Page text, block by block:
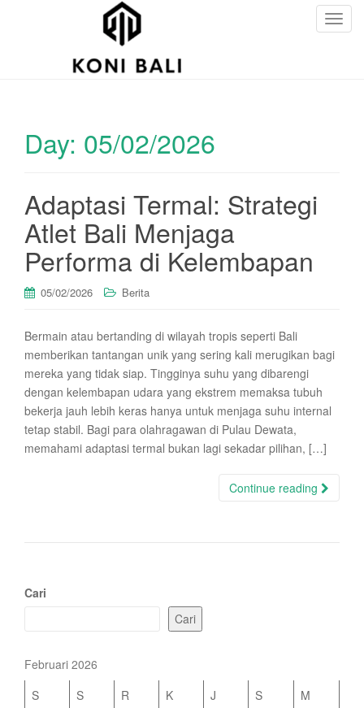
T
Day: 05/02/2026
Adaptasi Termal: Strategi
Atlet Bali Menjaga
Performa di Kelembapan
05/02/2026 Berita
Bermain atau bertanding di wilayah tropis seperti Bali
memberikan tantangan unik yang sering kali merugikan bagi
mereka yang tidak siap. Tingginya suhu yang dibarengi
dengan kelembapan udara yang ekstrem memaksa tubuh
bekerja jauh lebih keras hanya untuk menjaga suhu internal
tetap stabil. Bagi para olahragawan di Pulau Dewata,
memahami adaptasi termal bukan lagi sekadar pilihan, […]
Continue reading
Cari
Cari
Februari 2026
S
S R K J S
M